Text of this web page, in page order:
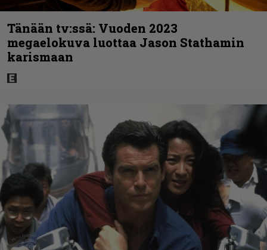
Tänään tv:ssä: Vuoden 2023
megaelokuva luottaa Jason Stathamin
karismaan